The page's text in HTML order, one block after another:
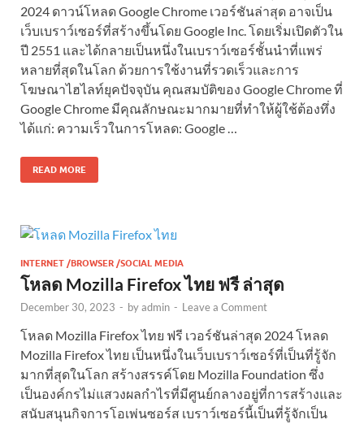
2024 ดาวน์โหลด Google Chrome เวอร์ชันล่าสุด อาจเป็น
เว็บเบราว์เซอร์ที่สร้างขึ้นโดย Google Inc. โดยเริ่มเปิดตัวใน
ปี 2551 และได้กลายเป็นหนึ่งในเบราว์เซอร์ชั้นนำที่แพร่
หลายที่สุดในโลก ด้วยการใช้งานที่รวดเร็วและการ
โฆษณาไฮไลท์ยุคปัจจุบัน คุณสมบัติของ Google Chrome ที่
Google Chrome มีคุณลักษณะมากมายที่ทำให้ผู้ใช้ต้องทึ่ง
ได้แก่: ความเร็วในการโหลด: Google …
READ MORE
INTERNET /BROWSER /SOCIAL MEDIA
โหลด Mozilla Firefox ไทย ฟรี ล่าสุด
December 30, 2023 - byadmin - Leave a Comment
โหลด Mozilla Firefox ไทย ฟรี เวอร์ชันล่าสุด 2024 โหลด
Mozilla Firefox ไทย เป็นหนึ่งในเว็บเบราว์เซอร์ที่เป็นที่รู้จัก
มากที่สุดในโลก สร้างสรรค์โดย Mozilla Foundation ซึ่ง
เป็นองค์กรไม่แสวงผลกำไรที่มีศูนย์กลางอยู่ที่การสร้างและ
สนับสนุนกิจการโอเพ่นซอร์ส เบราว์เซอร์นี้เป็นที่รู้จักเป็น